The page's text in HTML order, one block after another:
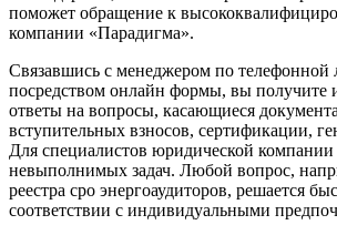
поможет обращение к
компании «Парадигма».
Связавшись с менеджером по телефонной
посредством онлайн формы, вы
ответы на вопросы, касающиеся
вступительных взносов, сертификации,
Для специалистов юридической
невыполнимых задач. Любой вопрос,
реестра сро энергоаудиторов, решается
соответствии с индивидуальными